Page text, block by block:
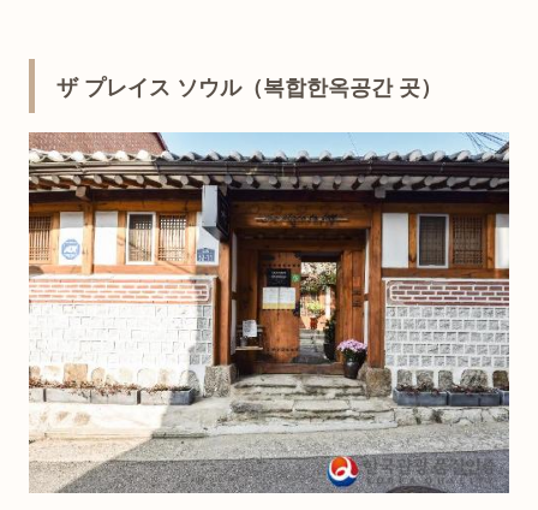
ザ プレイス ソウル（복합한옥공간 곳）